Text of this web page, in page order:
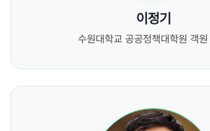
이정기
수원대학교 공공정책대학원 객